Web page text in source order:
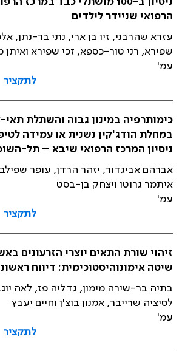
הרפואי שניידר לילדים
עזרא שהרבני, זיו בן ארי, נתי בר-נתן,
שפירא, רני טור-כספא, זכי שפירא ואיתן
עמ'
לתקציר
כימותרפיה במינון גבוה והשתלת
במחלת הודג'קין נשנית או עמידה
ניסיון המרכז הרפואי שיבא – תל-
אברהם אביגדור, יזהר הרדן, עופר
איתמר גרוטו ויצחק בן-בסט
עמ'
לתקציר
זיהוי שורת התאים יוצרי הזרעונים
שיטה אימונוהיסטוכימית: דיווח
בתיה בר-שירה מימון, גדליה פז, לאה
לסיציה שרייבר, אמנון בוצ'ן וחיים יעבץ
עמ'
לתקציר